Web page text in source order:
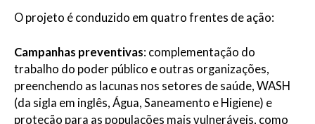
O projeto é conduzido em quatro frentes de ação:
Campanhas preventivas: complementação do
trabalho do poder público e outras organizações,
preenchendo as lacunas nos setores de saúde, WASH
(da sigla em inglês, Água, Saneamento e Higiene) e
proteção para as populações mais vulneráveis, como